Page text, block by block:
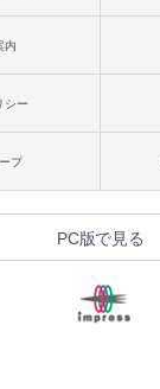
内
シー
プ
PC版で見る